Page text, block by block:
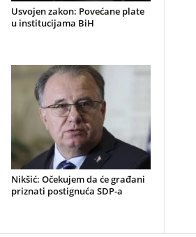
Usvojen zakon: Povećane plate
u institucijama BiH
Nikšić: Očekujem da će građani
priznati postignuća SDP-a